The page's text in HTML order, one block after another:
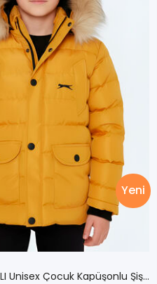
Yeni
Slazenger NAPOLI Unisex Çocuk Kapüşonlu Şişme Sarı Mont & Kaban